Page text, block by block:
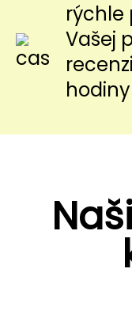
rýchle
Vašej
hodiny